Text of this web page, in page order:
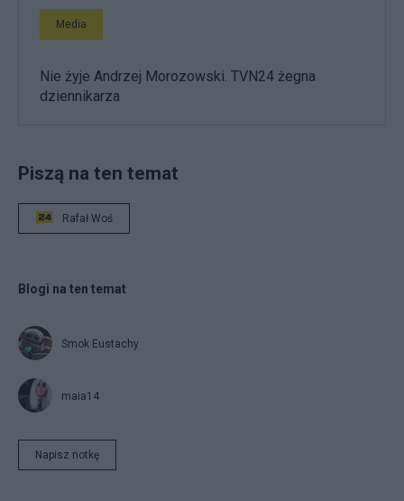
Media
Nie żyje Andrzej Morozowski. TVN24 żegna
dziennikarza
Piszą na ten temat
Rafał Woś
Blogi na ten temat
Smok Eustachy
maia14
Napisz notkę